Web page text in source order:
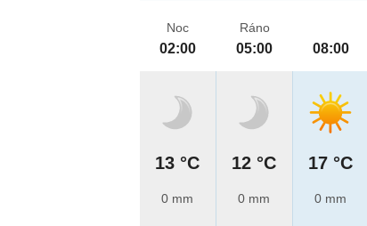
Noc
02:00
13 °C
0 mm
Ráno
05:00
12 °C
0 mm
08:00
17 °C
0 mm